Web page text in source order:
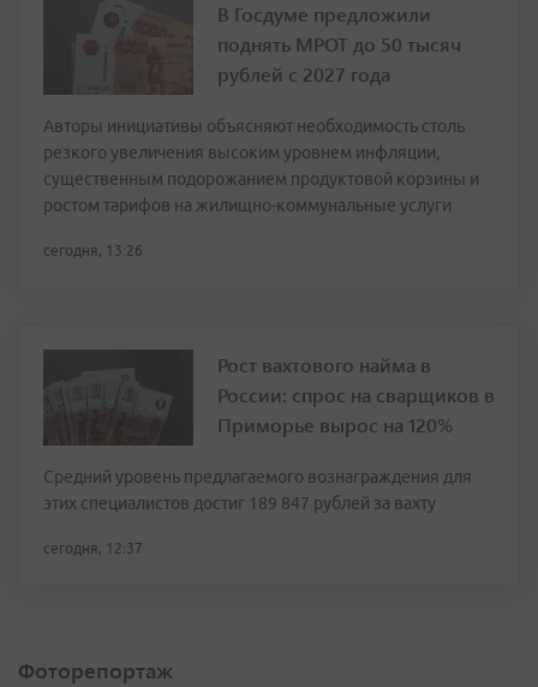
В Госдуме предложили
поднять МРОТ до 50 тысяч
рублей с 2027 года
Авторы инициативы объясняют необходимость столь
резкого увеличения высоким уровнем инфляции,
существенным подорожанием продуктовой корзины и
ростом тарифов на жилищно-коммунальные услуги
сегодня, 13:26
Рост вахтового найма в
России: спрос на сварщиков в
Приморье вырос на 120%
Средний уровень предлагаемого вознаграждения для
этих специалистов достиг 189 847 рублей за вахту
сегодня, 12:37
Фоторепортаж